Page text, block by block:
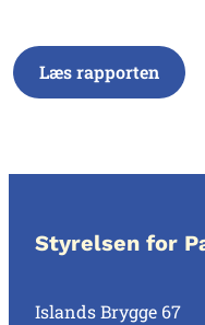
Læs rapporten
Styrelsen for
Islands Brygge 67